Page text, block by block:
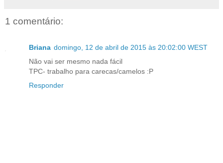
1 comentário:
Briana domingo, 12 de abril de 2015 às 20:02:00 WEST
Não vai ser mesmo nada fácil
TPC- trabalho para carecas/camelos :P
Responder